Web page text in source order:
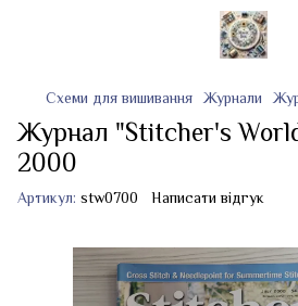
Схеми для вишивання Журнали
Журнал "Stitcher's
2000
Артикул: stw0700 Написати відгук